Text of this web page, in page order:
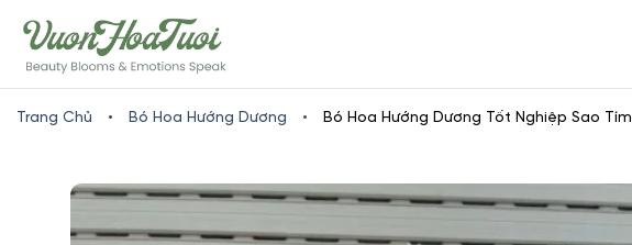
to
content
Trang Chủ • Bó Hoa Hướng Dương • Bó Hoa Hướng Dương Tốt Nghiệp Sao Tím